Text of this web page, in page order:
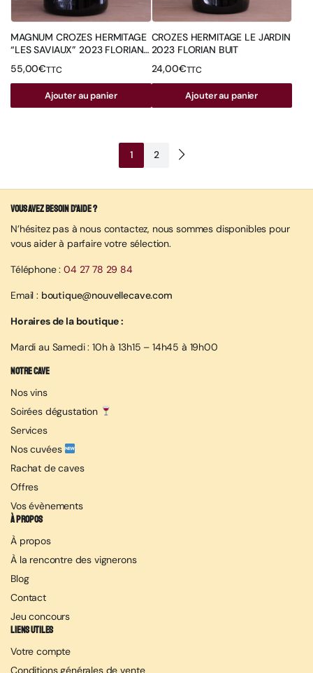
MAGNUM CROZES HERMITAGE
“LES SAVIAUX” 2023 FLORIAN
BUIT
55,00€TTC
Ajouter au panier
CROZES HERMITAGE LE JARDIN
2023 FLORIAN BUIT
24,00€TTC
Ajouter au panier
1 2
Vous avez besoin d’aide ?
N’hésitez pas à nous contactez, nous sommes disponibles pour
vous aider à parfaire votre sélection.
Téléphone :04 27 78 29 84
Email : boutique@nouvellecave.com
Horaires de la boutique :
Mardi au Samedi : 10h à 13h15 – 14h45 à 19h00
Notre cave
Nos vins
Soirées dégustation
Services
Nos cuvées
Rachat de caves
Offres
Vos évènements
À propos
À propos
À la rencontre des vignerons
Blog
Contact
Jeu concours
Liens utiles
Votre compte
Conditions générales de vente